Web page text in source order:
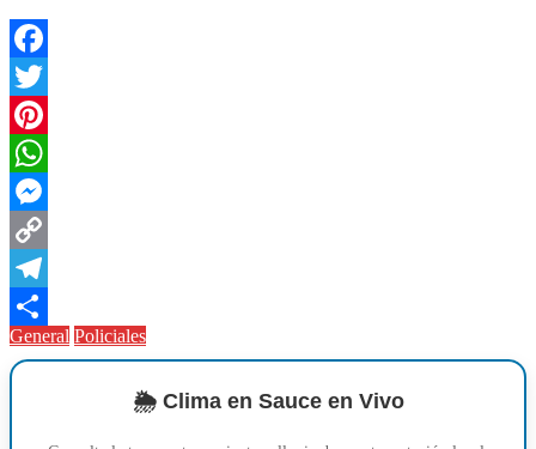
Facebook
Twitter
Pinterest
WhatsApp
Messenger
Copy
Link
Telegram
Compartir
General Policiales
🌦️ Clima en Sauce en Vivo